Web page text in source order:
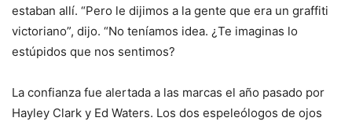
estaban allí. “Pero le dijimos a la gente que era un graffiti
victoriano”, dijo. “No teníamos idea. ¿Te imaginas lo
estúpidos que nos sentimos?
La confianza fue alertada a las marcas el año pasado por
Hayley Clark y Ed Waters. Los dos espeleólogos de ojos